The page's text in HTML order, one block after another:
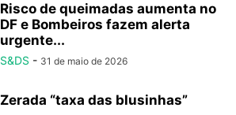
Risco de queimadas aumenta no
DF e Bombeiros fazem alerta
urgente...
S&DS - 31 de maio de 2026
Zerada “taxa das blusinhas”